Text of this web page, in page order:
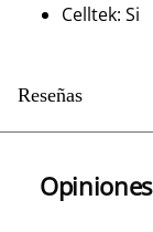
Celltek: Si
Reseñas